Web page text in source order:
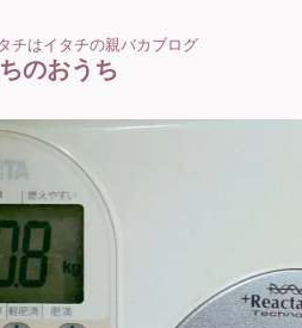
チはイタチの親バカブログ
のおうち